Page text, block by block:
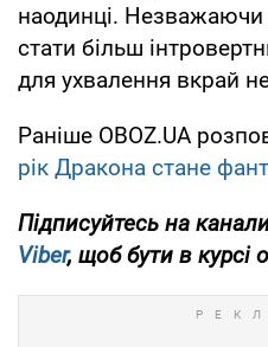
наодинці.
стати більш
для ухвалення вкрай
Раніше OBOZ.UA
рік Дракона стане
Підписуйтесь на
Viber, щоб бути в курсі